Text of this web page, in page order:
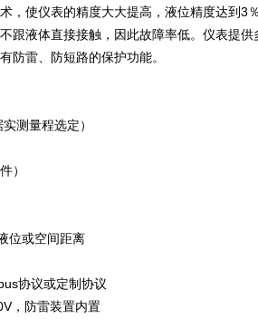
，使仪表的精度大大提高，液位精度达到3
跟液体直接接触，因此故障率低。仪表提
防雷、防短路的保护功能。
测量程选定）
）
或空间距离
协议或定制协议
，防雷装置内置